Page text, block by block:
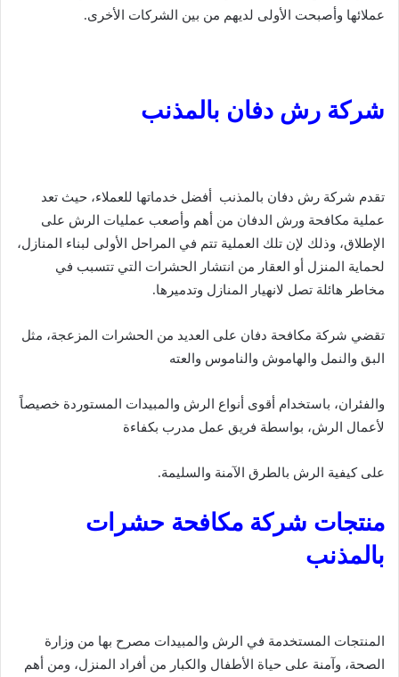
عملائها وأصبحت الأولى لديهم من بين الشركات الأخرى.
شركة رش دفان بالمذنب
تقدم شركة رش دفان بالمذنب أفضل خدماتها للعملاء، حيث تعد
عملية مكافحة ورش الدفان من أهم وأصعب عمليات الرش على
الإطلاق، وذلك لإن تلك العملية تتم في المراحل الأولى لبناء المنازل،
لحماية المنزل أو العقار من انتشار الحشرات التي تتسبب في
مخاطر هائلة تصل لانهيار المنازل وتدميرها.
تقضي شركة مكافحة دفان على العديد من الحشرات المزعجة، مثل
البق والنمل والهاموش والناموس والعته
والفئران، باستخدام أقوى أنواع الرش والمبيدات المستوردة خصيصاً
لأعمال الرش، بواسطة فريق عمل مدرب بكفاءة
على كيفية الرش بالطرق الآمنة والسليمة.
منتجات شركة مكافحة حشرات
بالمذنب
المنتجات المستخدمة في الرش والمبيدات مصرح بها من وزارة
الصحة، وآمنة على حياة الأطفال والكبار من أفراد المنزل، ومن أهم